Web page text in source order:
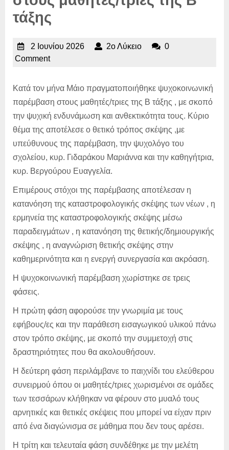
τάξης
2 Ιουνίου 20262
2ο Λύκειο2ο
0
Comment
Kατά τον μήνα Μάιο πραγματοποιήθηκε ψυχοκοινωνική
παρέμβαση στους μαθητές/τριες της Β τάξης , με σκοπό
την ψυχική ενδυνάμωση και ανθεκτικότητα τους. Κύριο
θέμα της αποτέλεσε ο θετικό τρόπος σκέψης ,με
υπεύθυνους της παρέμβαση, την ψυχολόγο του
σχολείου, κυρ. Γιδαράκου Μαριάννα και την καθηγήτρια,
κυρ. Βεργούρου Ευαγγελία.
Επιμέρους στόχοι της παρέμβασης αποτέλεσαν η
κατανόηση της καταστροφολογικής σκέψης των νέων , η
ερμηνεία της καταστροφολογικής σκέψης μέσω
παραδειγμάτων , η κατανόηση της θετικής/δημιουργικής
σκέψης , η αναγνώριση θετικής σκέψης στην
καθημερινότητα και η ενεργή συνεργασία και ακρόαση.
H ψυχοκοινωνική παρέμβαση χωρίστηκε σε τρεις
φάσεις.
Η πρώτη φάση αφορούσε την γνωριμία με τους
εφήβους/ες και την παράθεση εισαγωγικού υλικού πάνω
στον τρόπο σκέψης, με σκοπό την συμμετοχή στις
δραστηριότητες που θα ακολουθήσουν.
Η δεύτερη φάση περιλάμβανε το παιχνίδι του ελεύθερου
συνειρμού όπου οι μαθητές/τριες χωρισμένοι σε ομάδες
των τεσσάρων κλήθηκαν να φέρουν στο μυαλό τους
αρνητικές και θετικές σκέψεις που μπορεί να είχαν πριν
από ένα διαγώνισμα σε μάθημα που δεν τους αρέσει.
Η τρίτη και τελευταία φάση συνδέθηκε με την μελέτη